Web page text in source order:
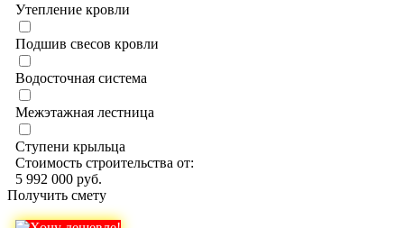
Утепление кровли
Подшив свесов кровли
Водосточная система
Межэтажная лестница
Ступени крыльца
Стоимость строительства от:
5 992 000 руб.
Получить смету